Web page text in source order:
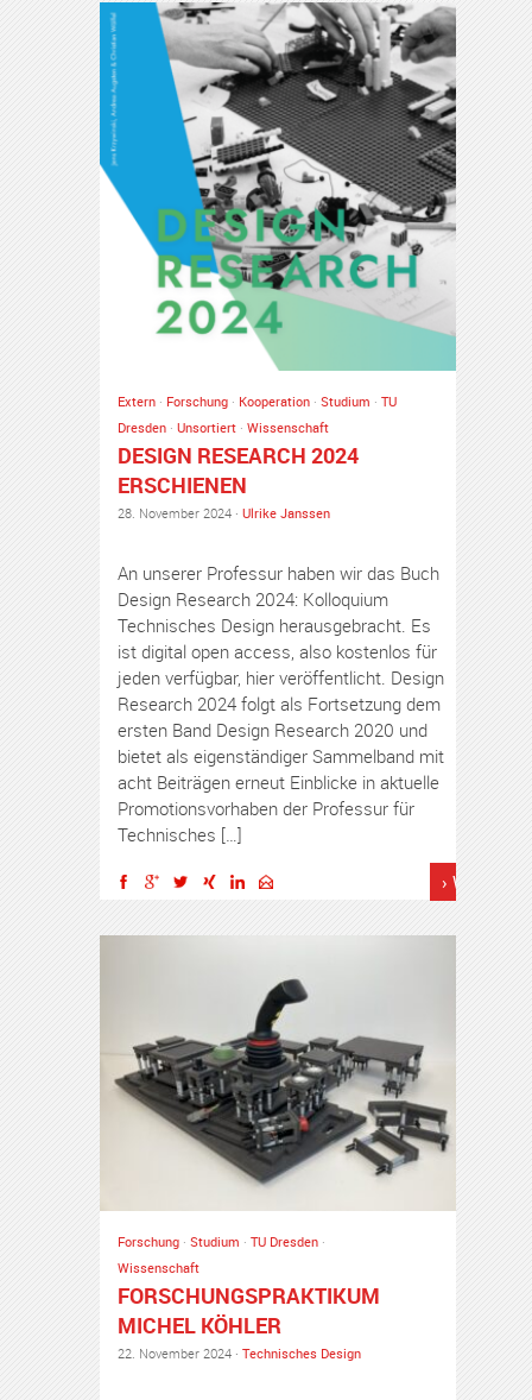
Extern · Forschung · Kooperation · Studium · TU
Dresden · Unsortiert · Wissenschaft
DESIGN RESEARCH 2024
ERSCHIENEN
28. November 2024 · Ulrike Janssen
An unserer Professur haben wir das Buch
Design Research 2024: Kolloquium
Technisches Design herausgebracht. Es
ist digital open access, also kostenlos für
jeden verfügbar, hier veröffentlicht. Design
Research 2024 folgt als Fortsetzung dem
ersten Band Design Research 2020 und
bietet als eigenständiger Sammelband mit
acht Beiträgen erneut Einblicke in aktuelle
Promotionsvorhaben der Professur für
Technisches […]
›
Forschung · Studium · TU Dresden ·
Wissenschaft
FORSCHUNGSPRAKTIKUM
MICHEL KÖHLER
22. November 2024 · Technisches Design